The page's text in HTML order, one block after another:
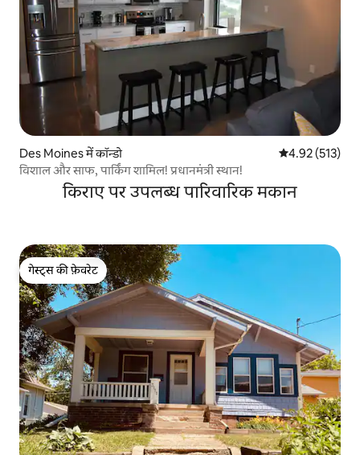
Des Moines में कॉन्डो औसत रेटिंग 5 में से
4.92 (513)
विशाल और साफ, पार्किंग शामिल! प्रधानमंत्री स्थान!
किराए पर उपलब्ध पारिवारिक मकान
गेस्ट्स की फ़ेवरेट
गेस्ट्स की फ़ेवरेट